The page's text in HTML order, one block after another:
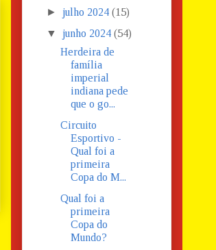
► julho 2024(15)
▼ junho 2024(54)
Herdeira de
família
imperial
indiana pede
que o go...
Circuito
Esportivo -
Qual foi a
primeira
Copa do M...
Qual foi a
primeira
Copa do
Mundo?